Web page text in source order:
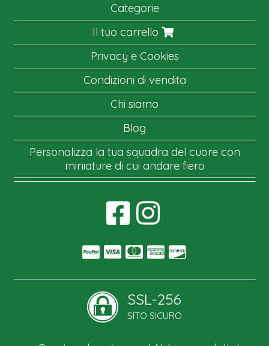
Categorie
Il tuo carrello
Privacy e Cookies
Condizioni di vendita
Chi siamo
Blog
Personalizza la tua squadra del cuore con
miniature di cui andare fiero
SSL-256
SITO SICURO